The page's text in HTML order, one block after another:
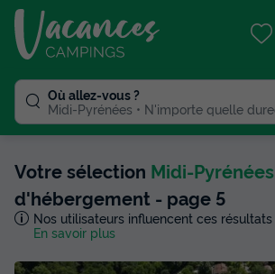
Où allez-vous ?
Midi-Pyrénées
N'importe quelle
Votre sélection Midi-Pyrénées
d'hébergement - page 5
Nos utilisateurs influencent ces
En savoir plus